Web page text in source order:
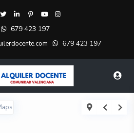
679 423 197
679 423 197